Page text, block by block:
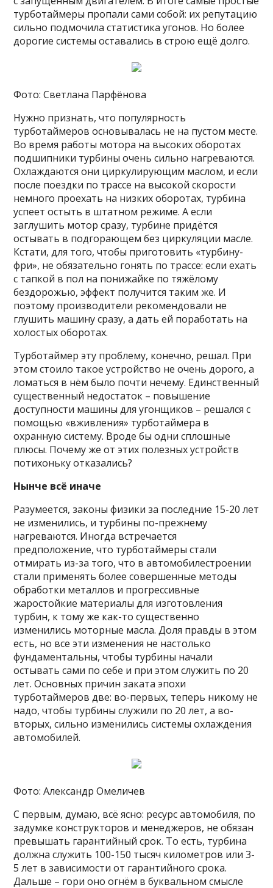
турботаймеры пропали сами собой: их репутацию
сильно подмочила статистика угонов. Но более
дорогие системы оставались в строю ещё долго.
Фото: Светлана Парфёнова
Нужно признать, что популярность
турботаймеров основывалась не на пустом месте.
Во время работы мотора на высоких оборотах
подшипники турбины очень сильно нагреваются.
Охлаждаются они циркулирующим маслом, и если
после поездки по трассе на высокой скорости
немного проехать на низких оборотах, турбина
успеет остыть в штатном режиме. А если
заглушить мотор сразу, турбине придётся
остывать в подгорающем без циркуляции масле.
Кстати, для того, чтобы приготовить «турбину-
фри», не обязательно гонять по трассе: если ехать
с тапкой в пол на понижайке по тяжёлому
бездорожью, эффект получится таким же. И
поэтому производители рекомендовали не
глушить машину сразу, а дать ей поработать на
холостых оборотах.
Турботаймер эту проблему, конечно, решал. При
этом стоило такое устройство не очень дорого, а
ломаться в нём было почти нечему. Единственный
существенный недостаток – повышение
доступности машины для угонщиков – решался с
помощью «вживления» турботаймера в
охранную систему. Вроде бы одни сплошные
плюсы. Почему же от этих полезных устройств
потихоньку отказались?
Нынче всё иначе
Разумеется, законы физики за последние 15-20 лет
не изменились, и турбины по-прежнему
нагреваются. Иногда встречается
предположение, что турботаймеры стали
отмирать из-за того, что в автомобилестроении
стали применять более совершенные методы
обработки металлов и прогрессивные
жаростойкие материалы для изготовления
турбин, к тому же как-то существенно
изменились моторные масла. Доля правды в этом
есть, но все эти изменения не настолько
фундаментальны, чтобы турбины начали
остывать сами по себе и при этом служить по 20
лет. Основных причин заката эпохи
турботаймеров две: во-первых, теперь никому не
надо, чтобы турбины служили по 20 лет, а во-
вторых, сильно изменились системы охлаждения
автомобилей.
Фото: Александр Омеличев
С первым, думаю, всё ясно: ресурс автомобиля, по
задумке конструкторов и менеджеров, не обязан
превышать гарантийный срок. То есть, турбина
должна служить 100-150 тысяч километров или 3-
5 лет в зависимости от гарантийного срока.
Дальше – гори оно огнём в буквальном смысле